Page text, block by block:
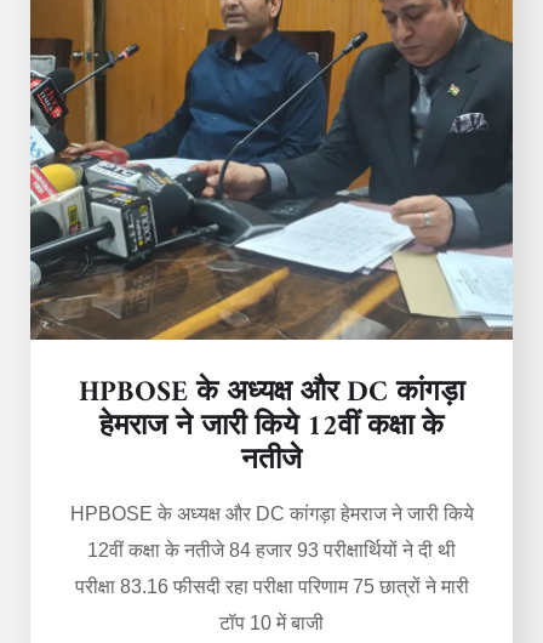
HPBOSE के अध्यक्ष और DC कांगड़ा
हेमराज ने जारी किये 12वीं कक्षा के
नतीजे
HPBOSE के अध्यक्ष और DC कांगड़ा हेमराज ने जारी किये
12वीं कक्षा के नतीजे 84 हजार 93 परीक्षार्थियों ने दी थी
परीक्षा 83.16 फीसदी रहा परीक्षा परिणाम 75 छात्रों ने मारी
टॉप 10 में बाजी